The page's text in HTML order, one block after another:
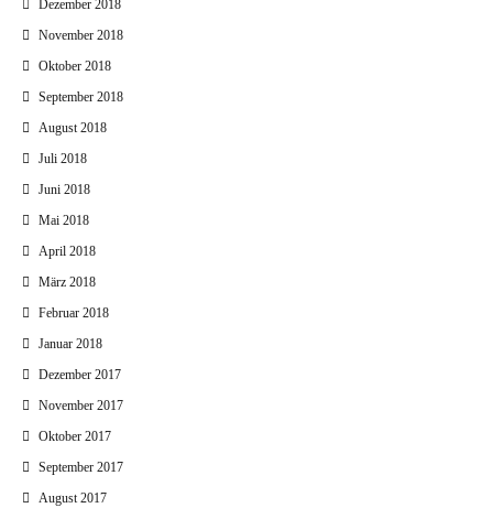
Dezember 2018
November 2018
Oktober 2018
September 2018
August 2018
Juli 2018
Juni 2018
Mai 2018
April 2018
März 2018
Februar 2018
Januar 2018
Dezember 2017
November 2017
Oktober 2017
September 2017
August 2017